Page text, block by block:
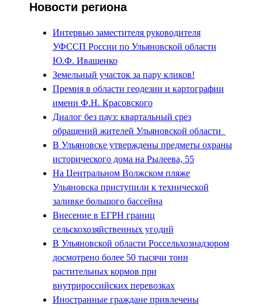
Новости региона
Интервью заместителя руководителя
УФССП России по Ульяновской области
Ю.Ф. Иващенко
Земельный участок за пару кликов!
Премия в области геодезии и картографии
имени Ф.Н. Красовского
Диалог без пауз: квартальный срез
обращений жителей Ульяновской области
В Ульяновске утверждены предметы охраны
исторического дома на Рылеева, 55
На Центральном Волжском пляже
Ульяновска приступили к технической
заливке большого бассейна
Внесение в ЕГРН границ
сельскохозяйственных угодий
В Ульяновской области Россельхознадзором
досмотрено более 50 тысячи тонн
растительных кормов при
внутрироссийских перевозках
Иностранные граждане привлечены